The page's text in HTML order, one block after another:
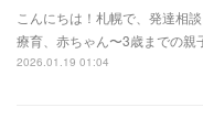
こんにちは！札幌で、発達相
療育、赤ちゃん〜3歳までの親
2026.01.19 01:04